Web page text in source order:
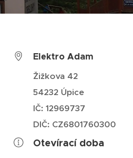
Elektro Adam
Žižkova 42
54232 Úpice
IČ: 12969737
DIČ: CZ6801760300
Otevírací doba